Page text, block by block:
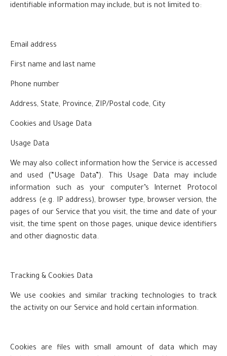
identifiable information may include, but is not limited to:
Email address
First name and last name
Phone number
Address, State, Province, ZIP/Postal code, City
Cookies and Usage Data
Usage Data
We may also collect information how the Service is accessed
and used (“Usage Data”). This Usage Data may include
information such as your computer’s Internet Protocol
address (e.g. IP address), browser type, browser version, the
pages of our Service that you visit, the time and date of your
visit, the time spent on those pages, unique device identifiers
and other diagnostic data.
Tracking & Cookies Data
We use cookies and similar tracking technologies to track
the activity on our Service and hold certain information.
Cookies are files with small amount of data which may